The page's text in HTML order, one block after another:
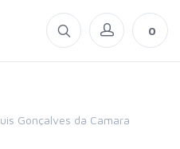
0
Luis Gonçalves da Camara